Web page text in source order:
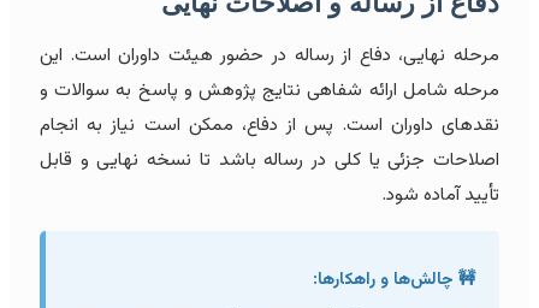
مرحله نهایی، دفاع از رساله در حضور هیئت داوران است. این
مرحله شامل ارائه شفاهی نتایج پژوهش و پاسخ به سوالات و
نقدهای داوران است. پس از دفاع، ممکن است نیاز به انجام
اصلاحات جزئی یا کلی در رساله باشد تا نسخه نهایی و قابل
تأیید آماده شود.
🚧 چالش‌ها و راهکارها: